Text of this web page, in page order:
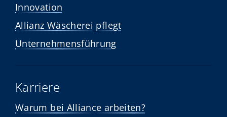
Innovation
Allianz Wäscherei pflegt
Unternehmensführung
Karriere
Warum bei Alliance arbeiten?